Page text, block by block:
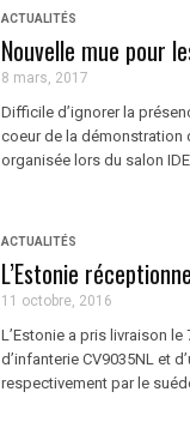
ACTUALITÉS
Nouvelle mue pour
8 mars, 2017
Difficile d’ignorer la
coeur de la démonstration
organisée lors du salon
ACTUALITÉS
L’Estonie
11 octobre, 2016
L’Estonie a pris livraison
d’infanterie CV9035NL et
respectivement par le